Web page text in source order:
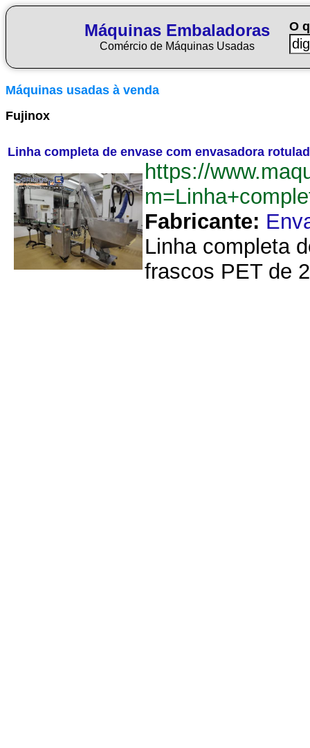
Máquinas Embaladoras
Comércio de Máquinas Usadas
O
Máquinas usadas à venda
Fujinox
Linha completa de envase com envasadora
https://
Fabricante:
Linha completa
frascos PET de